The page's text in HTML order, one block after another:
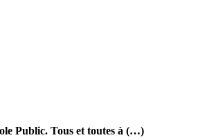
Public. Tous et toutes à (…)